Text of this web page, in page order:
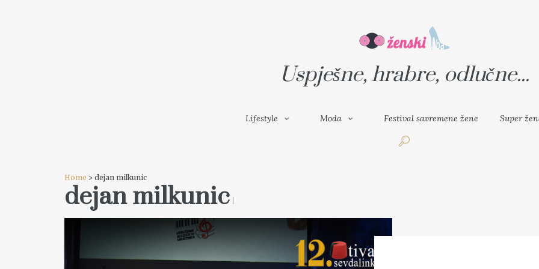
SUPER ŽENA
Uspješne, hrabre, odlučne...
Lifestyle Moda Festival savremene žene Super
Home > dejan milkunic
dejan milkunic 1